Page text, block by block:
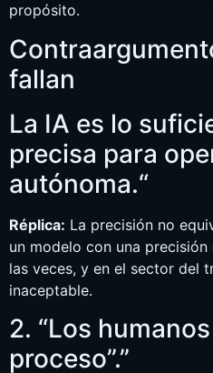
propósito.
fallan
La IA es lo
precisa para
autónoma.“
Réplica: La precisión no
un modelo con una precisión
las veces, y en el sector del
inaceptable.
2. “Los
proceso”.”